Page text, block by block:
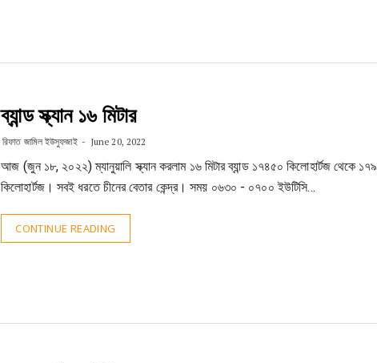
ব্যান্ড স্ক্যান ১৬ মিটার
রিফাত জামিল ইউসুফজাই June 20, 2022
আজ (জুন ১৮, ২০২২) ম্যানুয়ালি স্ক্যান করলাম ১৬ মিটার ব্যান্ড ১৭৪৫০ কিলোহার্টজ থেকে
কিলোহার্টজ। সবই ধরতে চীনের বেতার কেন্দ্র। সময় ০৬৩০ - ০৭০০ ইউটিসি…
CONTINUE READING